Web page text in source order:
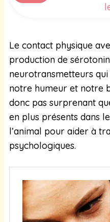
Le contact physique
production de
neurotransmetteurs
notre humeur et notre
donc pas surprenant
en plus présents dans
l’animal pour aider à
psychologiques.